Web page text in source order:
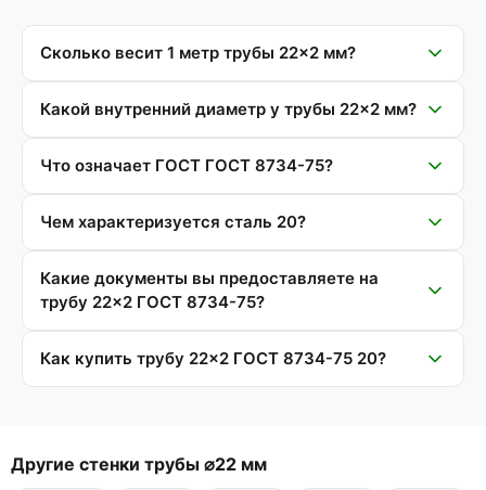
Сколько весит 1 метр трубы 22×2 мм?
Какой внутренний диаметр у трубы 22×2 мм?
Что означает ГОСТ ГОСТ 8734-75?
Чем характеризуется сталь 20?
Какие документы вы предоставляете на
трубу 22×2 ГОСТ 8734-75?
Как купить трубу 22×2 ГОСТ 8734-75 20?
Другие стенки трубы ⌀22 мм